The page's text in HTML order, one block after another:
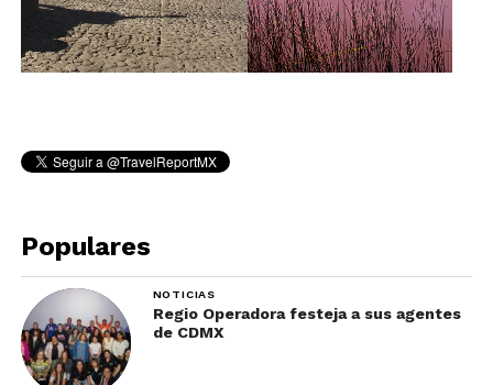
Populares
NOTICIAS
Regio Operadora festeja a sus agentes
de CDMX